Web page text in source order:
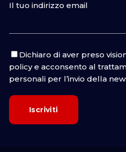
Il tuo indirizzo email
Dichiaro di aver preso
policye acconsento al
personali per l’invio della